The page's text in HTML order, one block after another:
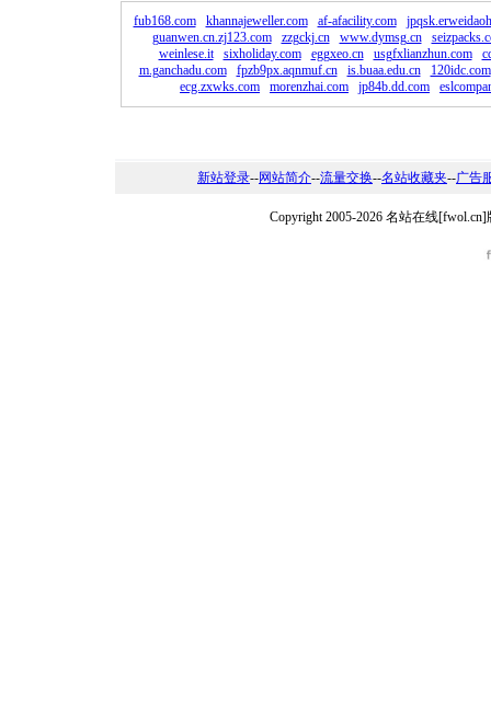
fub168.com khannajeweller.com af-afacility.com
guanwen.cn.zj123.com
zzgckj.cn www.dymsg.cn
weinlese.it
sixholiday.com eggxeo.cn usgfxlianzhun.com
m.ganchadu.com
fpzb9px.aqnmuf.cn is.buaa.edu.cn
120idc.com
ecg.zxwks.com
morenzhai.com jp84b.dd.com
新站登录--网站简介--流量交换--名站收藏夹--广告
Copyright 2005-2026 名站在线